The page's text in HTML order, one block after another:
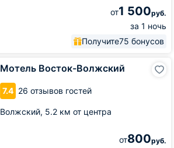
от1 500руб.
за 1 ночь
Получите75 бонусов
Мотель Восток-Волжский
7.4 26 отзывов гостей
Волжский, 5.2 км от центра
от800руб.